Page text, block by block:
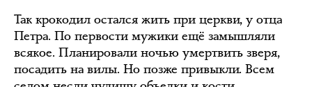
Так крокодил остался жить при церкви, у отца
Петра. По первости мужики ещё замышляли
всякое. Планировали ночью умертвить зверя,
посадить на вилы. Но позже привыкли. Всем